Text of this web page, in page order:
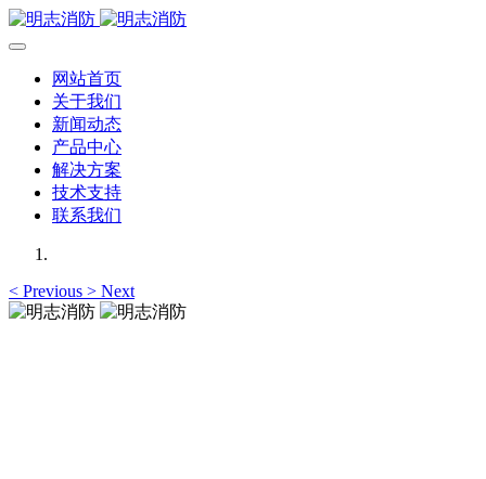
网站首页
关于我们
新闻动态
产品中心
解决方案
技术支持
联系我们
< Previous > Next